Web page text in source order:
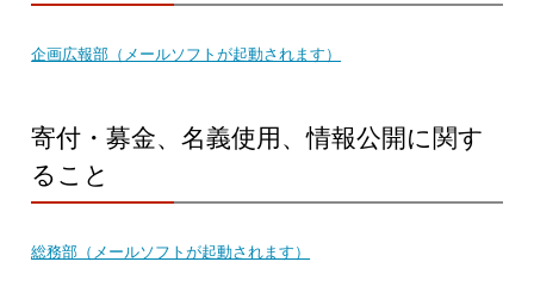
企画広報部（メールソフトが起動されます）
寄付・募金、名義使用、情報公開に関す
ること
総務部（メールソフトが起動されます）